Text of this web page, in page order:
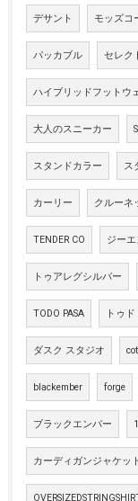
デサント モッズコ
パッカブル セレク
ハイブリッドフットウ
大人のスニーカー
スタンドカラー ス
カーリー クルーネ
TENDER CO ジー
トゥアレグシルバー
TODO PASA トゥ
ダスク スタジオ
blackember forge
ブラックエンバー
カーディガンジャケッ